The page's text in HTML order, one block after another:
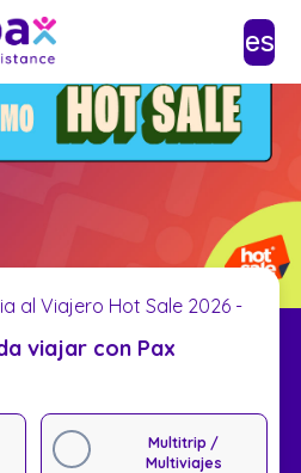
es
al Viajero Hot Sale 2026 -
viajar con Pax
Multitrip /
Multiviajes